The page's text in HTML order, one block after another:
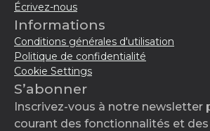
Écrivez-nous
Informations
Conditions générales d'utilisation
Politique de confidentialité
Cookie Settings
S’abonner
Inscrivez-vous à notre newsletter
courant des fonctionnalités et